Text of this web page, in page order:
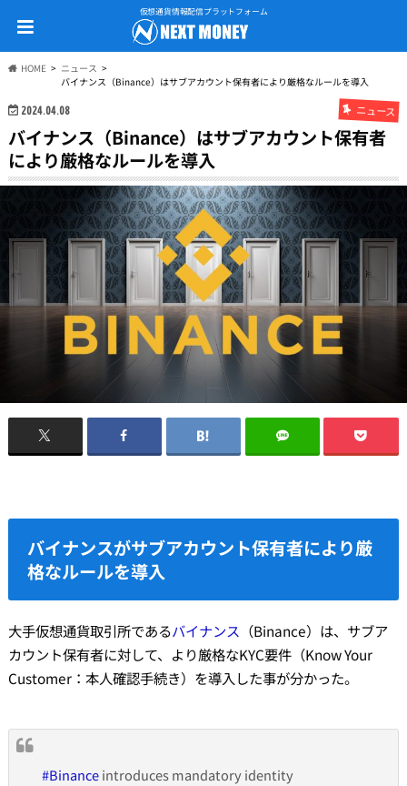
仮想通貨情報配信プラットフォーム
HOME
ニュース
バイナンス（Binance）はサブアカウント保有者により厳格なルールを導入
2024.04.08 ニュース
バイナンス（Binance）はサブアカウント保有者
により厳格なルールを導入
バイナンスがサブアカウント保有者により厳
格なルールを導入
大手仮想通貨取引所であるバイナンス （Binance）は、サブア
カウント保有者に対して、より厳格なKYC要件（Know Your
Customer：本人確認手続き）を導入した事が分かった。
#Binanceintroduces mandatory identity